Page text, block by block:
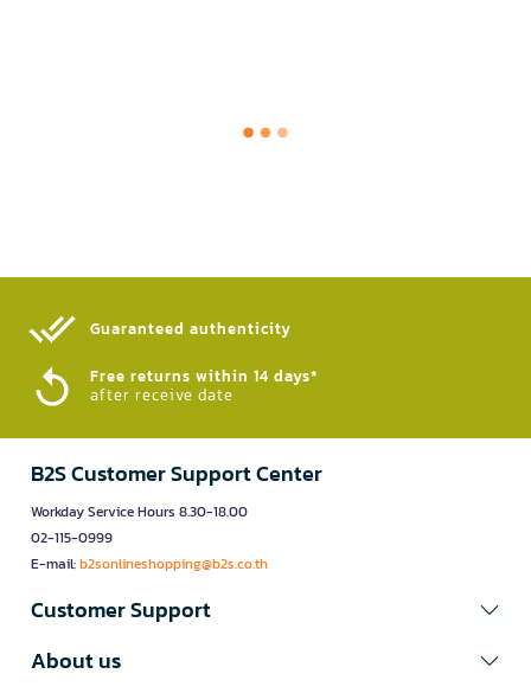
Guaranteed authenticity​
Free returns within 14 days*
after receive date
B2S Customer Support Center
Workday Service Hours 8.30-18.00
02-115-0999
E-mail:b2sonlineshopping@b2s.co.th
Customer Support
About us